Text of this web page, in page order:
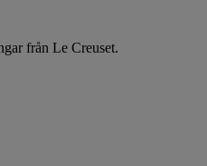
från Le Creuset.